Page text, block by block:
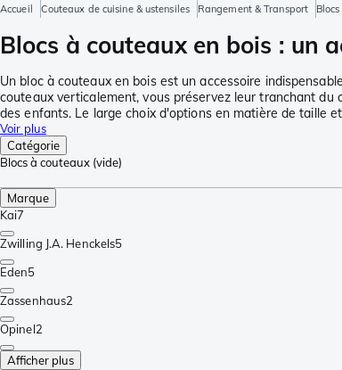
Accueil Couteaux de cuisine & ustensiles Rangement & Transport
Blocs à couteaux en bois : un
Un bloc à couteaux en bois est un accessoire
couteaux verticalement, vous préservez leur tranchant
des enfants. Le large choix d'options en matière de taille
Voir plus
Catégorie
Blocs à couteaux (vide)
Marque
Kai7
Zwilling J.A. Henckels5
Eden5
Zassenhaus2
Opinel2
Afficher plus